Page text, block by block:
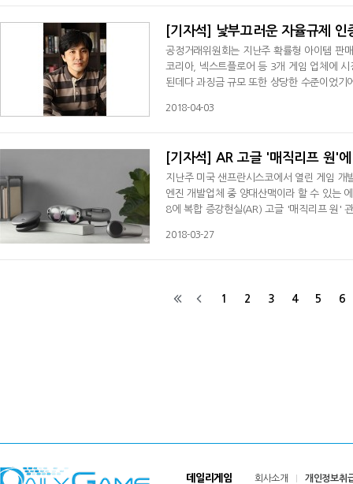
[기자석] 낯부끄러운 자율규제 인
공정거래위원회는 지난주 확률형 아이템 판
코리아, 넥스트플로어 등 3개 게임 업체에
된데다 과징금 규모 또한 상당한 수준이었
2018-04-03
[기자석] AR 고글 '매직리프 원'
지난주 미국 샌프란시스코에서 열린 게임
엔진 개발업체 중 양대산맥이라 할 수 있는
8에 복합 증강현실(AR) 고글 '매직리프 원'
2018-03-27
1 2 3 4 5 6
데일리게임 회사소개 개인정보취